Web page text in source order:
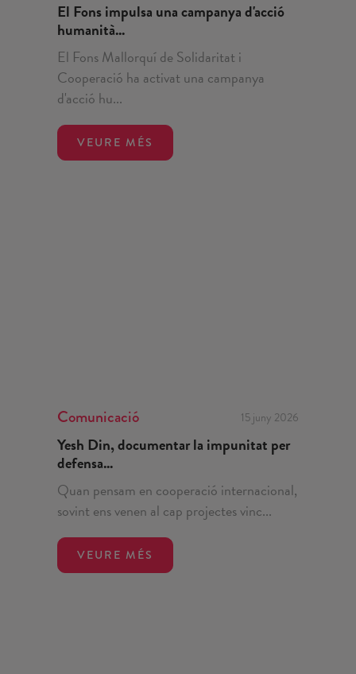
El Fons impulsa una campanya d'acció
humanità...
El Fons Mallorquí de Solidaritat i
Cooperació ha activat una campanya
d'acció hu...
VEURE MÉS
Comunicació 15 juny 2026
Yesh Din, documentar la impunitat per
defensa...
Quan pensam en cooperació internacional,
sovint ens venen al cap projectes vinc...
VEURE MÉS